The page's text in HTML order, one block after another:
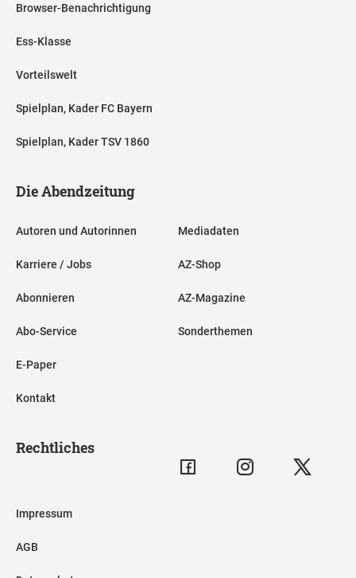
Browser-Benachrichtigung
Ess-Klasse
Vorteilswelt
Spielplan, Kader FC Bayern
Spielplan, Kader TSV 1860
Die Abendzeitung
Autoren und Autorinnen
Karriere / Jobs
Abonnieren
Abo-Service
E-Paper
Kontakt
Mediadaten
AZ-Shop
AZ-Magazine
Sonderthemen
Rechtliches
Impressum
AGB